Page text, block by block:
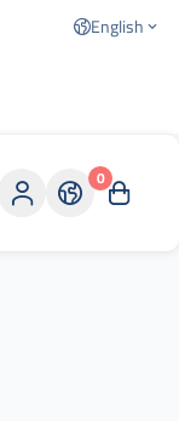
English
0